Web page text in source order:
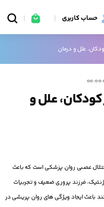
حساب کاربری
کودکان، علل و
عصبی روان پزشکی است که باعث
فرزند پروری ضعیف و تجربیات
باعث ایجاد ویژگی‌ های روان‌ پریشی در